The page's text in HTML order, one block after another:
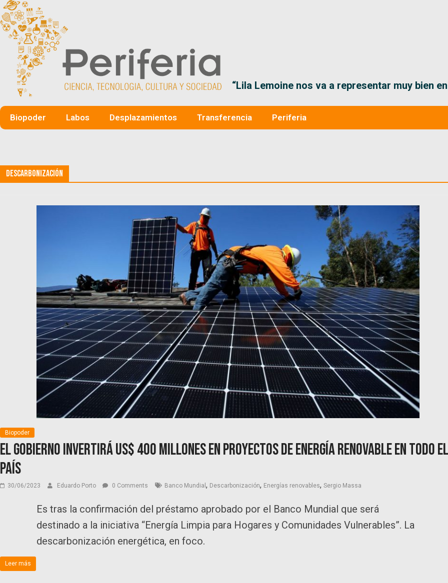
“Lila Lemoine nos va a representar muy bien
Biopoder Labos Desplazamientos Transferencia Periferia
Descarbonización
Biopoder
El Gobierno invertirá US$ 400 millones en proyectos de energía renovable en todo el
país
30/06/2023 Eduardo Porto 0 Comments Banco Mundial , Descarbonización, Energías renovables, Sergio Massa
Es tras la confirmación del préstamo aprobado por el Banco Mundial que será
destinado a la iniciativa “Energía Limpia para Hogares y Comunidades Vulnerables”. La
descarbonización energética, en foco.
Leer más